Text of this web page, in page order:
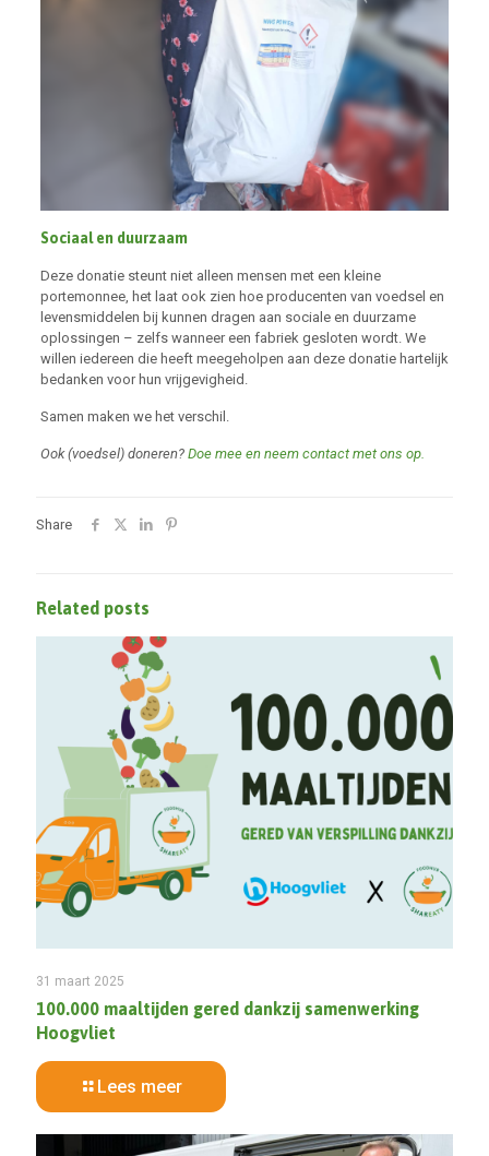
Sociaal en duurzaam
Deze donatie steunt niet alleen mensen met een kleine
portemonnee, het laat ook zien hoe producenten van voedsel en
levensmiddelen bij kunnen dragen aan sociale en duurzame
oplossingen – zelfs wanneer een fabriek gesloten wordt. We
willen iedereen die heeft meegeholpen aan deze donatie hartelijk
bedanken voor hun vrijgevigheid.
Samen maken we het verschil.
Ook (voedsel) doneren? Doe mee en neem contact met ons op.
Share
Related posts
31 maart 2025
100.000 maaltijden gered dankzij samenwerking
Hoogvliet
Lees meer